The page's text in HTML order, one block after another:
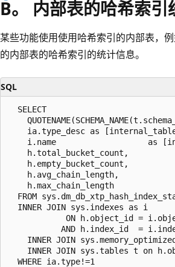
B。 内部表的哈希索引
某些功能使用使用哈希索引的内部表，
的内部表的哈希索引的统计信息。
SQL
  SELECT
ia.type_desc as
i.name                   as
    h.total_bucket_count,
    h.empty_bucket_count,
    h.avg_chain_length,
    h.max_chain_length
FROM
  INNER JOIN sys.indexes as i
ON h.object_id =
AND h.index_id  =
INNER JOIN
INNER JOIN sys.tables t on
  WHERE ia.type!=1